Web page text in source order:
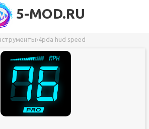
5-MOD.RU
›4pda hud speed